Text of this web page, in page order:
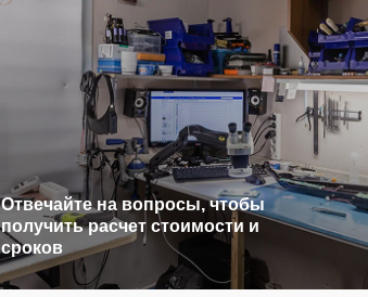
Отвечайте на вопросы, чтобы
получить расчет стоимости и
сроков